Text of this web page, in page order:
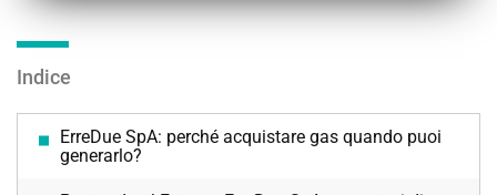
Indice
ErreDue SpA: perché acquistare gas quando puoi
generarlo?